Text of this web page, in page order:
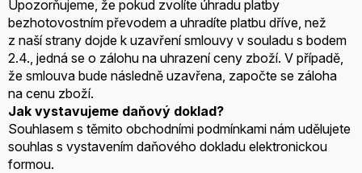
Upozorňujeme, že pokud zvolíte úhradu platby
bezhotovostním převodem a uhradíte platbu dříve, než
z naší strany dojde k uzavření smlouvy v souladu s bodem
2.4., jedná se o zálohu na uhrazení ceny zboží. V případě,
že smlouva bude následně uzavřena, započte se záloha
na cenu zboží.
Jak vystavujeme daňový doklad?
Souhlasem s těmito obchodními podmínkami nám udělujete
souhlas s vystavením daňového dokladu elektronickou
formou.